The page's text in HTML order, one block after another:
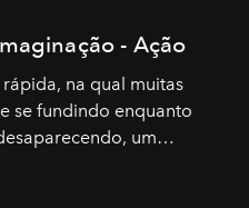
- Ação
na qual muitas
se fundindo enquanto
um
caminho para muitos